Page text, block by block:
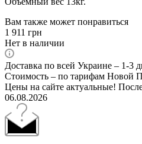
Вам также может понравиться
1 911 грн
Нет в наличии
Доставка по всей Украине – 1-3
Стоимость – по тарифам Новой
Цены на сайте актуальные!
06.08.2026